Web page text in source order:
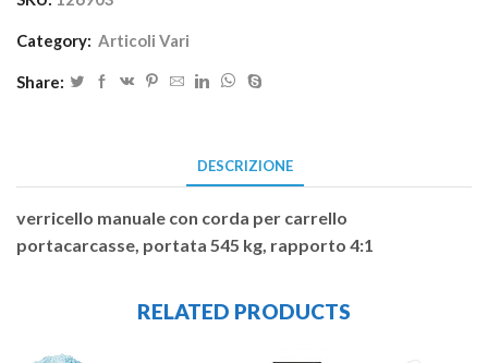
Category: Articoli Vari
Share:
DESCRIZIONE
verricello manuale con corda per carrello
portacarcasse, portata 545 kg, rapporto 4:1
RELATED PRODUCTS